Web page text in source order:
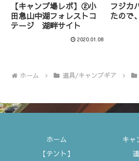
【キャンプ場レポ】②小
田急山中湖フォレストコ
テージ 湖畔サイト
2020.01.08
フジカ
たので
ホーム 道具/キャンプギア
ホーム
キャ
【テント】